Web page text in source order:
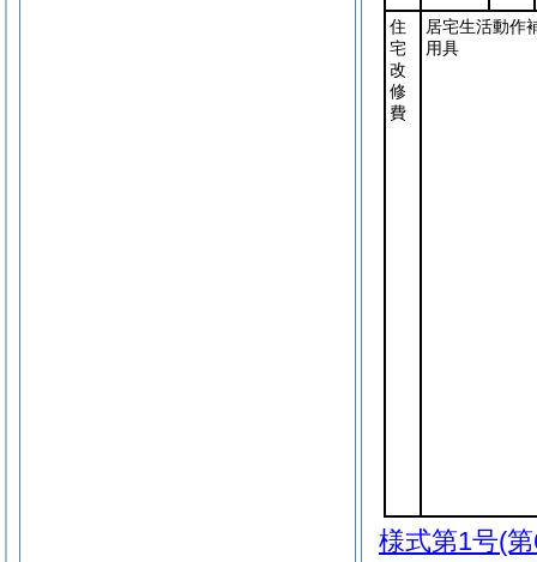
住
宅
改
修
費
居宅生活動作
用具
様式第1号(